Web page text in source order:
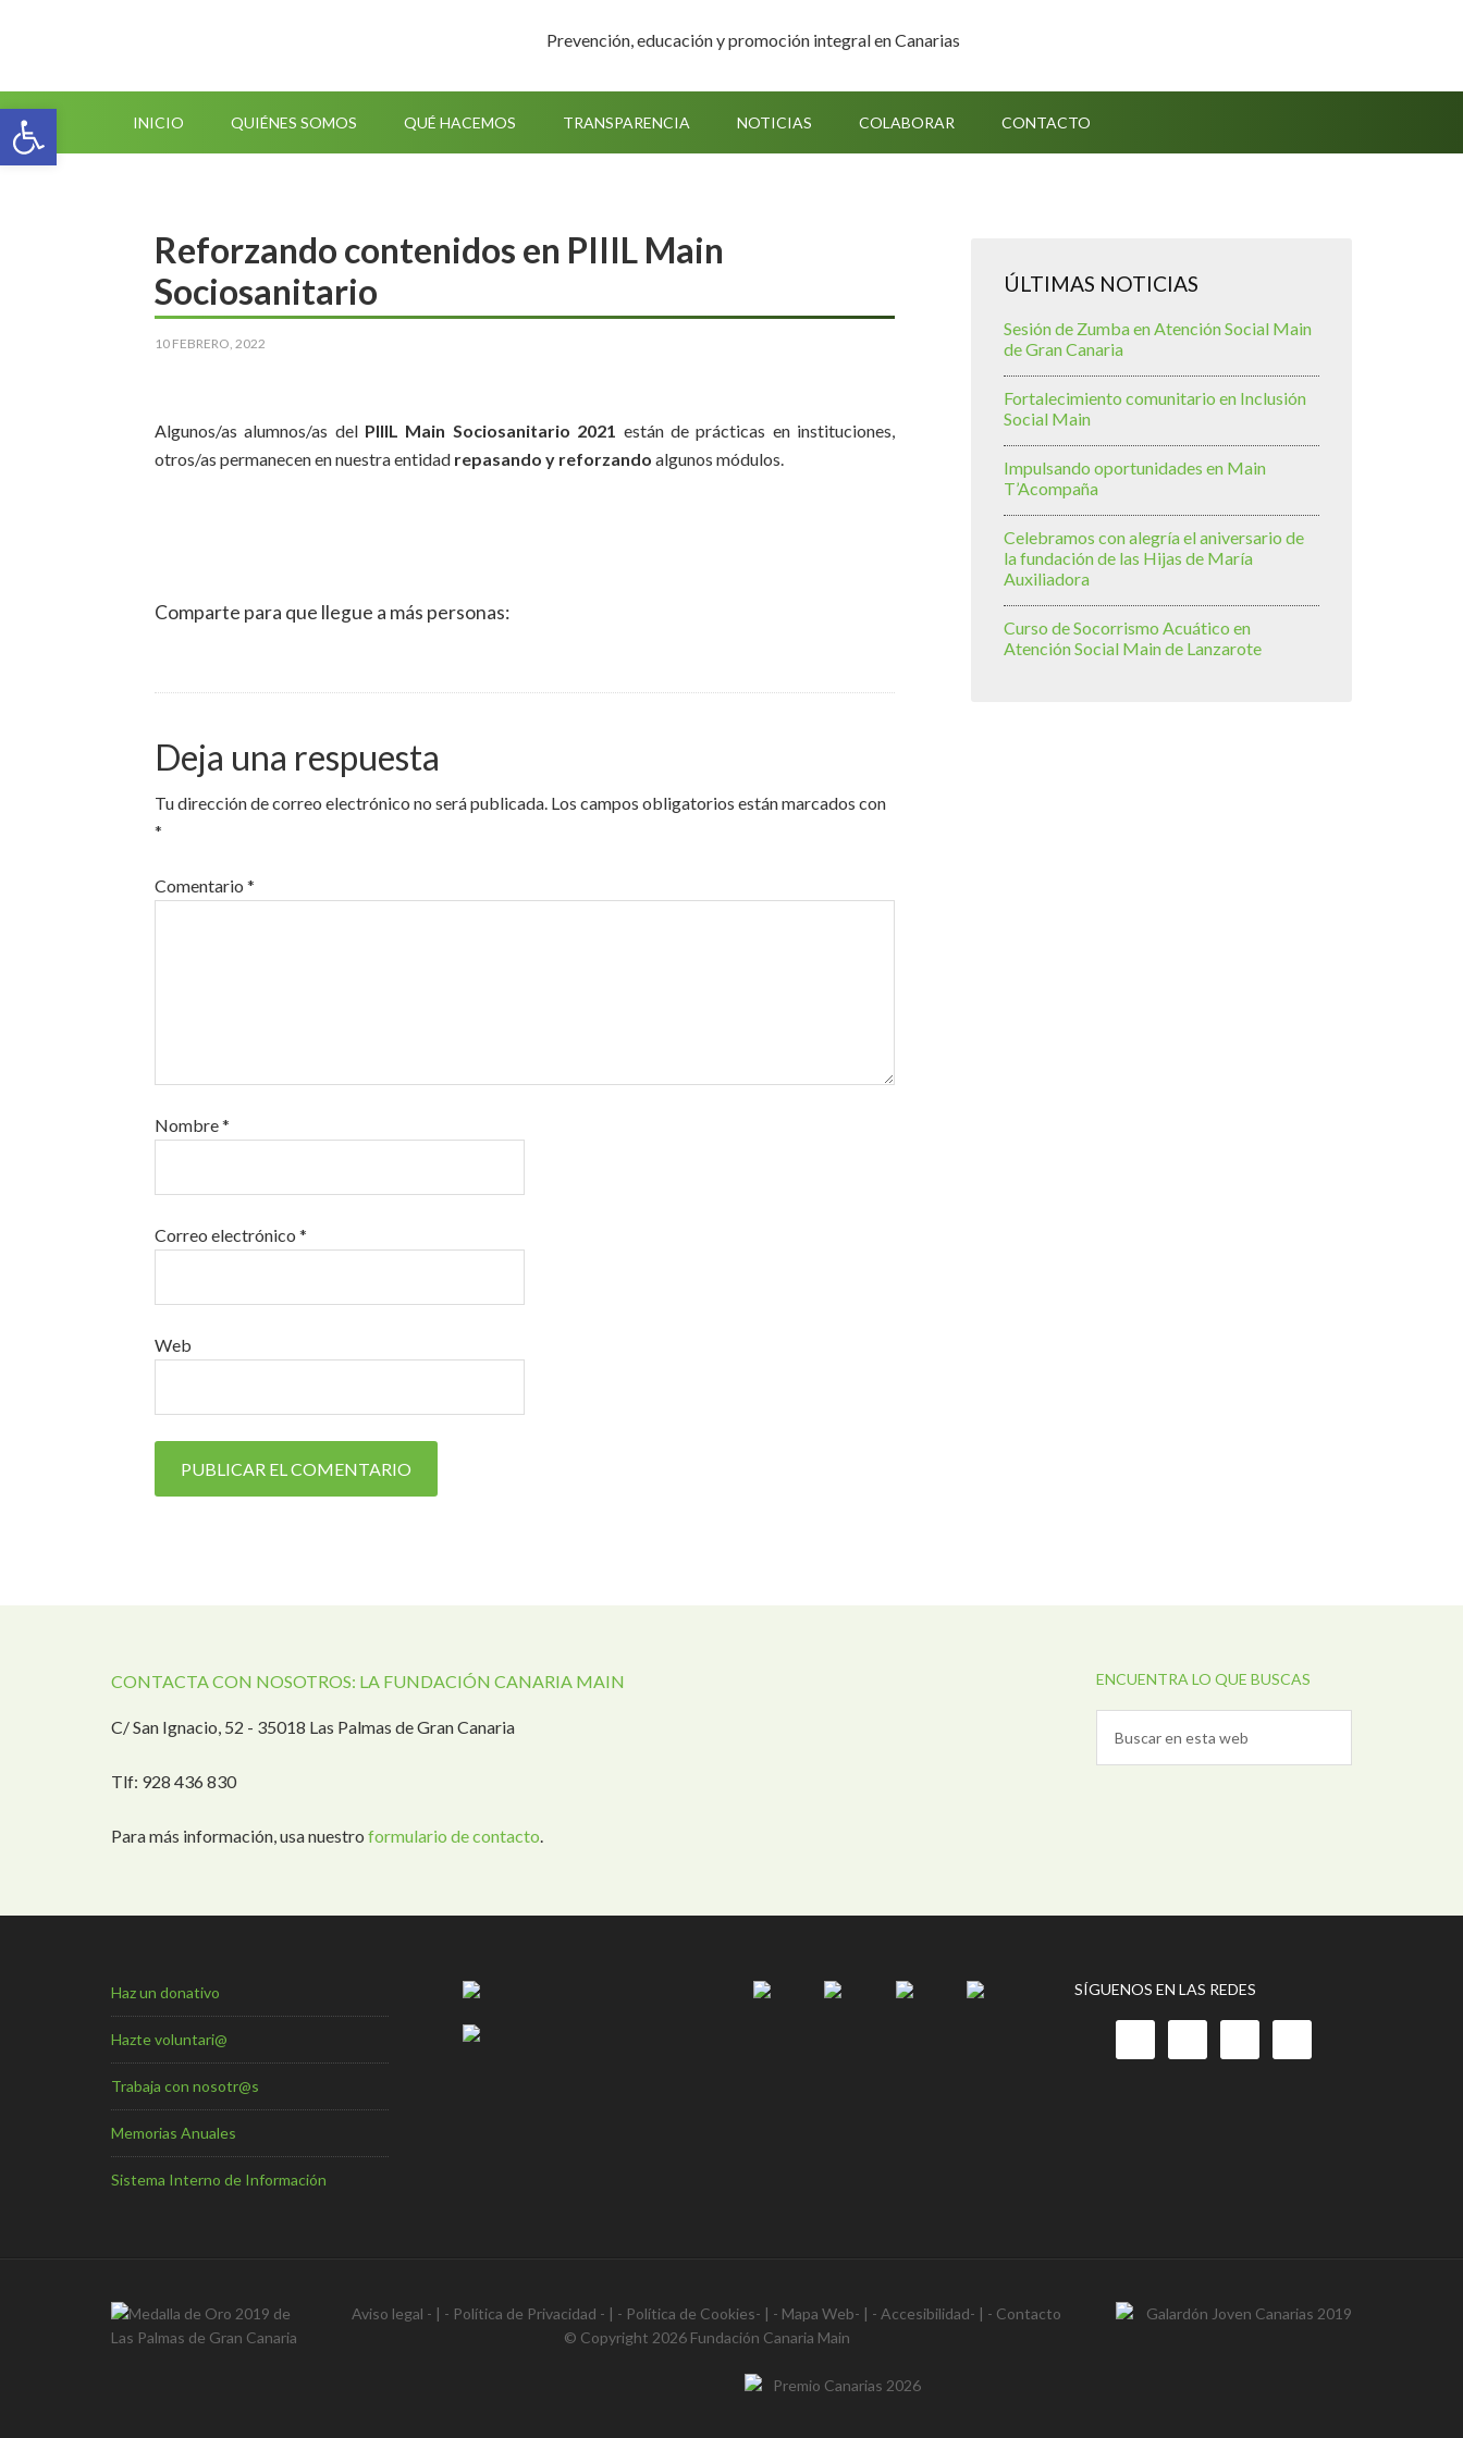
Prevención, educación y promoción integral en Canarias
INICIO QUIÉNES SOMOS QUÉ HACEMOS TRANSPARENCIA NOTICIAS COLABORAR CONTACTO
Reforzando contenidos en PIIIL Main
Sociosanitario
10 FEBRERO, 2022
Algunos/as alumnos/as del PIIIL Main Sociosanitario 2021 están de prácticas en instituciones,
otros/as permanecen en nuestra entidad repasando y reforzando algunos módulos.
Comparte para que llegue a más personas:
Deja una respuesta
Tu dirección de correo electrónico no será publicada. Los campos obligatorios están marcados con
*
Comentario *
Nombre*
Correo electrónico *
Web
ÚLTIMAS NOTICIAS
Sesión de Zumba en Atención Social Main
de Gran Canaria
Fortalecimiento comunitario en Inclusión
Social Main
Impulsando oportunidades en Main
T’Acompaña
Celebramos con alegría el aniversario de
la fundación de las Hijas de María
Auxiliadora
Curso de Socorrismo Acuático en
Atención Social Main de Lanzarote
CONTACTA CON NOSOTROS: LA FUNDACIÓN CANARIA MAIN
C/ San Ignacio, 52 - 35018 Las Palmas de Gran Canaria
Tlf: 928 436 830
Para más información, usa nuestro formulario de contacto
ENCUENTRA LO QUE BUSCAS
Haz un donativo
Hazte voluntari@
Trabaja con nosotr@s
Memorias Anuales
Sistema Interno de Información
SÍGUENOS EN LAS REDES
Aviso legal - | - Política de Privacidad - | - Política de Cookies- | - Mapa Web- | - Accesibilidad- | - Contacto
© Copyright 2026 Fundación Canaria Main
Abrir barra de herramientas